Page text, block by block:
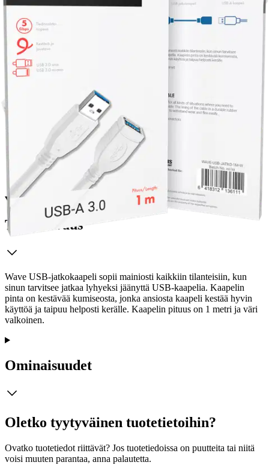
Ilmainen toimitus yli 100 €:n tilauksille
Postin pakettiautomaattiin tai
palvelupisteeseen!
Etu ei koske Suuri‑lisäpalvelulla toimitettavia tuotteita.
Tarkista myymäläsaatavuus
Ei saatavilla
Tuotekuvaus
Wave USB-jatkokaapeli sopii mainiosti kaikkiin tilanteisiin, kun
sinun tarvitsee jatkaa lyhyeksi jäänyttä USB-kaapelia. Kaapelin
pinta on kestävää kumiseosta, jonka ansiosta kaapeli kestää hyvin
käyttöä ja taipuu helposti kerälle. Kaapelin pituus on 1 metri ja väri
valkoinen.
Ominaisuudet
Oletko tyytyväinen tuotetietoihin?
Ovatko tuotetiedot riittävät? Jos tuotetiedoissa on puutteita tai niitä
voisi muuten parantaa, anna palautetta.